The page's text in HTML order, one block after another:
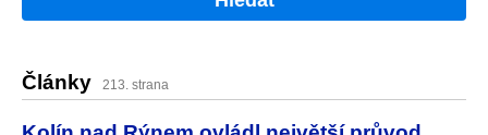
Články 213. strana